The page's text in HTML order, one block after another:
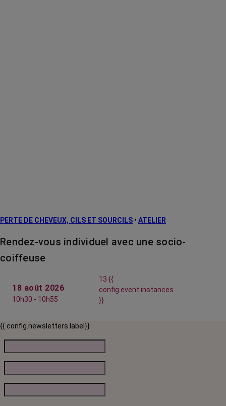
PERTE DE CHEVEUX, CILS ET SOURCILS • ATELIER
Rendez-vous individuel avec une socio-
coiffeuse
18 août 2026
10h30 - 10h55
13 {{
config.event.instances
}}
{{ config.newsletters.label}}